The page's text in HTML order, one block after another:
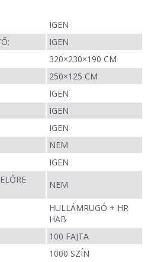
IGEN
IGEN
320×230×190 CM
250×125 CM
IGEN
IGEN
IGEN
NEM
IGEN
NEM
HULLÁMRUGÓ + HR
HAB
100 FAJTA
1000 SZÍN